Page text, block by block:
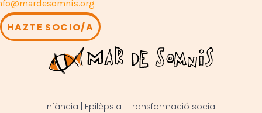
HAZTE SOCIO/A
Infància | Epilèpsia | Transformació social